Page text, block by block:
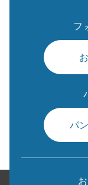
フ
パ